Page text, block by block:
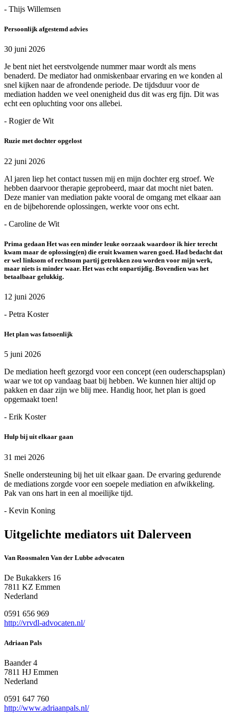
- Thijs Willemsen
Persoonlijk afgestemd advies
30 juni 2026
Je bent niet het eerstvolgende nummer maar wordt als mens
benaderd. De mediator had onmiskenbaar ervaring en we konden al
snel kijken naar de afrondende periode. De tijdsduur voor de
mediation hadden we veel onenigheid dus dit was erg fijn. Dit was
echt een opluchting voor ons allebei.
- Rogier de Wit
Ruzie met dochter opgelost
22 juni 2026
Al jaren liep het contact tussen mij en mijn dochter erg stroef. We
hebben daarvoor therapie geprobeerd, maar dat mocht niet baten.
Deze manier van mediation pakte vooral de omgang met elkaar aan
en de bijbehorende oplossingen, werkte voor ons echt.
- Caroline de Wit
Prima gedaan Het was een minder leuke oorzaak waardoor ik hier terecht
kwam maar de oplossing(en) die eruit kwamen waren goed. Had bedacht dat
er wel linksom of rechtsom partij getrokken zou worden voor mijn werk,
maar niets is minder waar. Het was echt onpartijdig. Bovendien was het
betaalbaar gelukkig.
12 juni 2026
- Petra Koster
Het plan was fatsoenlijk
5 juni 2026
De mediation heeft gezorgd voor een concept (een ouderschapsplan)
waar we tot op vandaag baat bij hebben. We kunnen hier altijd op
pakken en daar zijn we blij mee. Handig hoor, het plan is goed
opgemaakt toen!
- Erik Koster
Hulp bij uit elkaar gaan
31 mei 2026
Snelle ondersteuning bij het uit elkaar gaan. De ervaring gedurende
de mediations zorgde voor een soepele mediation en afwikkeling.
Pak van ons hart in een al moeilijke tijd.
- Kevin Koning
Uitgelichte mediators uit Dalerveen
Van Roosmalen Van der Lubbe advocaten
De Bukakkers 16
7811 KZ Emmen
Nederland
0591 656 969
http://vrvdl-advocaten.nl/
Adriaan Pals
Baander 4
7811 HJ Emmen
Nederland
0591 647 760
http://www.adriaanpals.nl/